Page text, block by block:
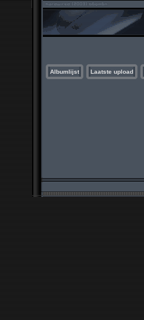
Albumlijst Laatste upload